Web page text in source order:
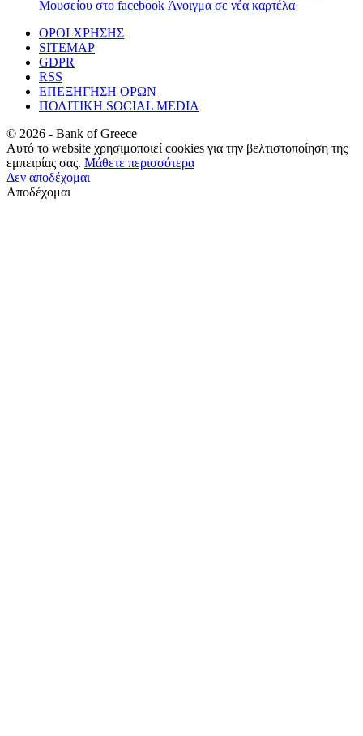
Μουσείου στο facebook Άνοιγμα σε νέα καρτέλα
ΟΡΟΙ ΧΡΗΣΗΣ
SITEMAP
GDPR
RSS
ΕΠΕΞΗΓΗΣΗ ΟΡΩΝ
ΠΟΛΙΤΙΚΗ SOCIAL MEDIA
© 2026 - Bank of Greece
Αυτό το website χρησιμοποιεί cookies για την βελτιστοποίηση της
εμπειρίας σας. Μάθετε περισσότερα
Δεν αποδέχομαι
Αποδέχομαι